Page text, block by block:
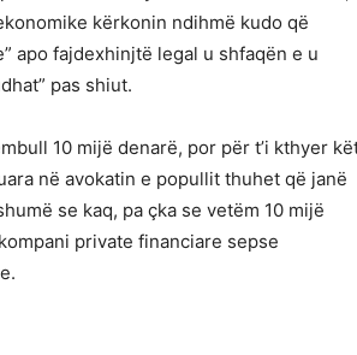
kërkonin ndihmë kudo që
apo fajdexhinjtë legal u shfaqën e u
pas shiut.
10 mijë denarë, por për t’i kthyer
në avokatin e popullit thuhet që janë
se kaq, pa çka se vetëm 10 mijë
private financiare sepse